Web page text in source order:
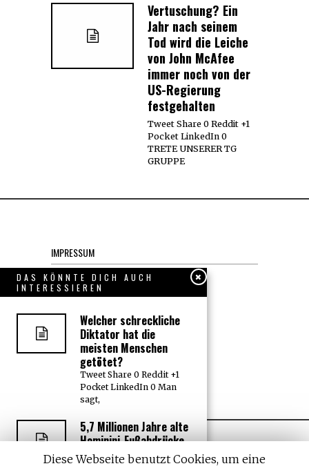
Vertuschung? Ein
Jahr nach seinem
Tod wird die Leiche
von John McAfee
immer noch von der
US-Regierung
festgehalten
Tweet Share 0 Reddit +1
Pocket LinkedIn 0
TRETE UNSERER TG
GRUPPE
IMPRESSUM
Datenschutzerklärung
KONTAKT
Über uns, den “Wächter”
Diese Webseite benutzt Cookies, um eine
DAS KÖNNTE DICH AUCH
INTERESSIEREN
Welcher schreckliche
Diktator hat die
meisten Menschen
getötet?
Tweet Share 0 Reddit +1
Pocket LinkedIn 0 Man
sagt,
5,7 Millionen Jahre alte
Hominini-Fußabdrücke
stellen zeitliche